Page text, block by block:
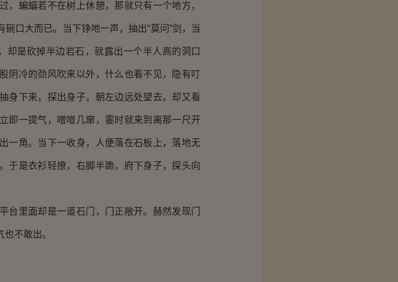
蝙蝠若不在树上休憩，那就只有一个地方，
口大而已。当下铮地一声，抽出“莫问”剑，当
却是砍掉半边岩石，就露出一个半人高的洞口
阴冷的劲风吹来以外，什么也看不见，隐有叮
身下来，探出身子，朝左边远处望去。却又看
即一提气，噌噌几窜，霎时就来到离那一尺开
一角。当下一收身，人便落在石板上，落地无
于是衣衫轻撩，右脚半跪，府下身子，探头向
里面却是一道石门，门正敞开。赫然发现门
不敢出。